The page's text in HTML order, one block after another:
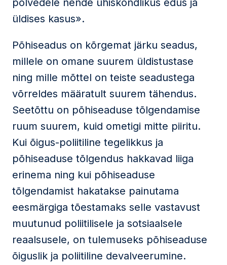
põlvedele nende ühiskondlikus edus ja
üldises kasus».
Põhiseadus on kõrgemat järku seadus,
millele on omane suurem üldistustase
ning mille mõttel on teiste seadustega
võrreldes määratult suurem tähendus.
Seetõttu on põhiseaduse tõlgendamise
ruum suurem, kuid ometigi mitte piiritu.
Kui õigus-poliitiline tegelikkus ja
põhiseaduse tõlgendus hakkavad liiga
erinema ning kui põhiseaduse
tõlgendamist hakatakse painutama
eesmärgiga tõestamaks selle vastavust
muutunud poliitilisele ja sotsiaalsele
reaalsusele, on tulemuseks põhiseaduse
õiguslik ja poliitiline devalveerumine.